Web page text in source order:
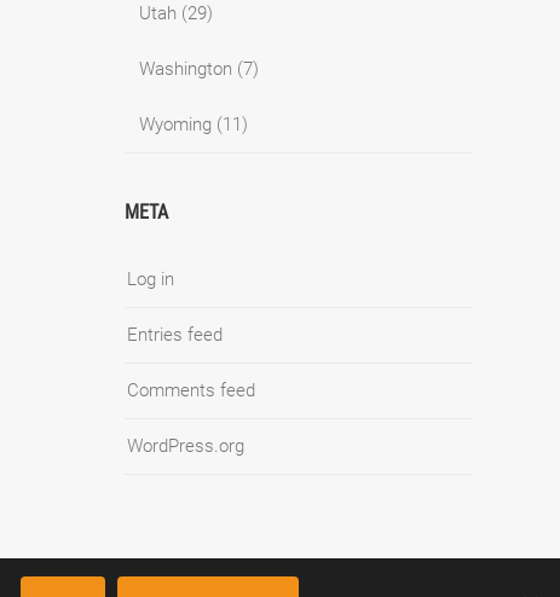
Utah (29)
Washington (7)
Wyoming (11)
META
Log in
Entries feed
Comments feed
WordPress.org